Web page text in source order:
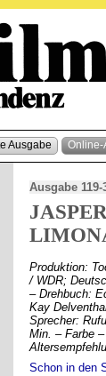
Ausgabe Online-
Ausgabe 119-
Produktion:
/ WDR;
– Drehbuch:
Kay
Sprecher:
Min. – Farbe
Schon in den